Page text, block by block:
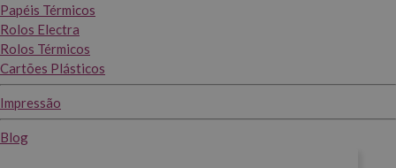
Papéis Térmicos
Rolos Electra
Rolos Térmicos
Cartões Plásticos
Impressão
Blog